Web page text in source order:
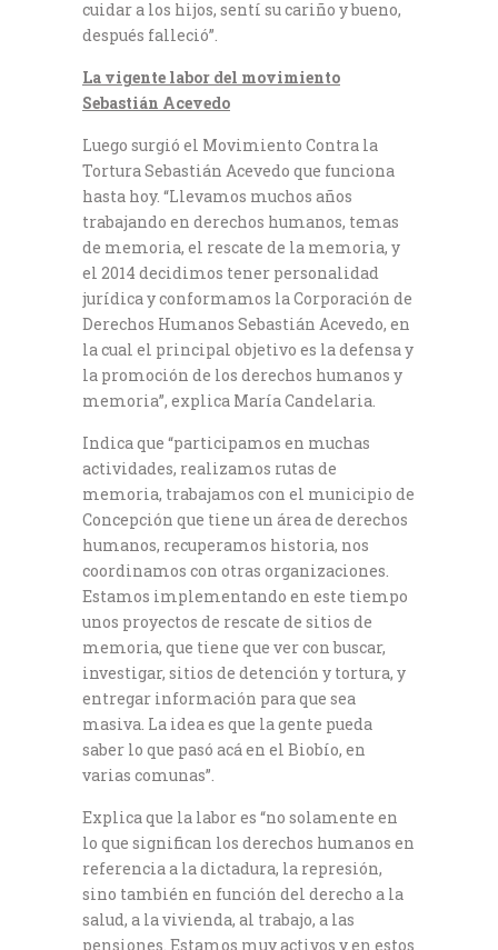
cuidar a los hijos, sentí su cariño y bueno,
después falleció”.
La vigente labor del movimiento
Sebastián Acevedo
Luego surgió el Movimiento Contra la
Tortura Sebastián Acevedo que funciona
hasta hoy. “Llevamos muchos años
trabajando en derechos humanos, temas
de memoria, el rescate de la memoria, y
el 2014 decidimos tener personalidad
jurídica y conformamos la Corporación de
Derechos Humanos Sebastián Acevedo, en
la cual el principal objetivo es la defensa y
la promoción de los derechos humanos y
memoria”, explica María Candelaria.
Indica que “participamos en muchas
actividades, realizamos rutas de
memoria, trabajamos con el municipio de
Concepción que tiene un área de derechos
humanos, recuperamos historia, nos
coordinamos con otras organizaciones.
Estamos implementando en este tiempo
unos proyectos de rescate de sitios de
memoria, que tiene que ver con buscar,
investigar, sitios de detención y tortura, y
entregar información para que sea
masiva. La idea es que la gente pueda
saber lo que pasó acá en el Biobío, en
varias comunas”.
Explica que la labor es “no solamente en
lo que significan los derechos humanos en
referencia a la dictadura, la represión,
sino también en función del derecho a la
salud, a la vivienda, al trabajo, a las
pensiones. Estamos muy activos y en estos